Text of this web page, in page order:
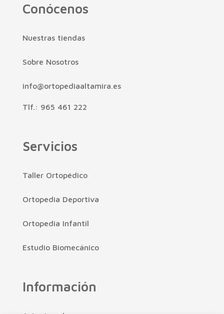
Conócenos
Nuestras tiendas
Sobre Nosotros
info@ortopediaaltamira.es
Tlf.: 965 461 222
Servicios
Taller Ortopédico
Ortopedia Deportiva
Ortopedia Infantil
Estudio Biomecánico
Información